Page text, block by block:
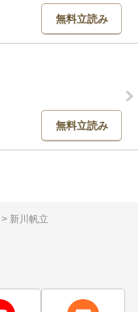
無料立読み
無料立読み
新川帆立